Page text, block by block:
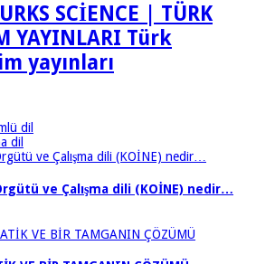
SCİENCE | TÜRK
YAYINLARI Türk
yayınları
dil
dil
ve Çalışma dili (KOİNE) nedir…